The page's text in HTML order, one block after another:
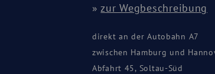
»zur Wegbeschreibung
direkt an der Autobahn A7
zwischen Hamburg und
Abfahrt 45, Soltau-Süd